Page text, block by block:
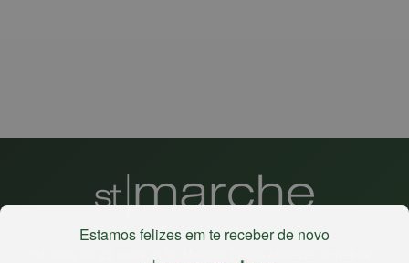
Estamos felizes em te receber de novo